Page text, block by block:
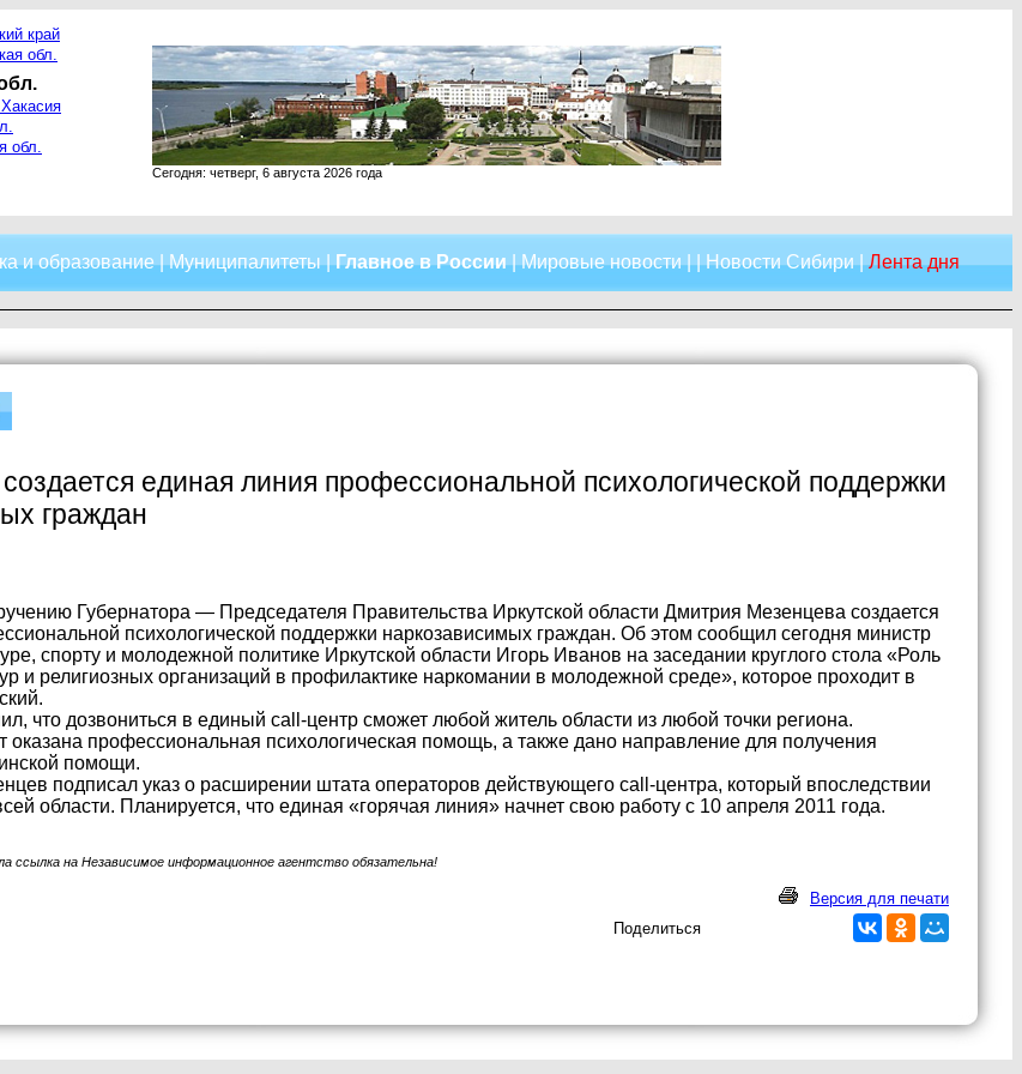
край
обл.
обл.
Сегодня: четверг, 6 августа 2026 года
и образование|Муниципалитеты|Главное в России|Мировые новости| |Новости Сибири|Лента дня
единая линия профессиональной психологической поддержки
граждан
Губернатора — Председателя Правительства Иркутской области Дмитрия Мезенцева создается
психологической поддержки наркозависимых граждан. Об этом сообщил сегодня министр
спорту и молодежной политике Иркутской области Игорь Иванов на заседании круглого стола «Роль
и религиозных организаций в профилактике наркомании в молодежной среде», которое проходит в
что дозвониться в единый call-центр сможет любой житель области из любой точки региона.
оказана профессиональная психологическая помощь, а также дано направление для получения
помощи.
подписал указ о расширении штата операторов действующего call-центра, который впоследствии
области. Планируется, что единая «горячая линия» начнет свою работу с 10 апреля 2011 года.
ссылка на Независимое информационное агентство обязательна!
Версия для печати
Поделиться